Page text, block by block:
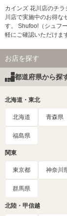
カインズ 花川店のチ
川店で実施中のお得な
す。 Shufoo!（シュフ
軽にご確認いただけま
お店を探す
都道府県から探
北海道・東北
北海道 青森県
福島県
関東
東京都 神奈川
群馬県
北陸・甲信越